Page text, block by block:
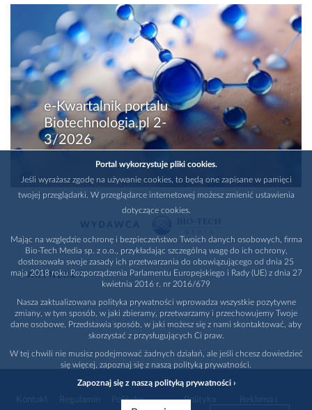
e-Kwartalnik portalu
Biotechnologia.pl 2-
3/2026
PARTNERZY
Polityka Polityka
Portal wykorzystuje pliki cookies.
Jeśli wyrażasz zgodę na używanie cookies, to będą one zapisane w pamięci
twojej przeglądarki. W przeglądarce internetowej możesz zmienić ustawienia
dotyczące cookies.
Mając na względzie ochronę i bezpieczeństwo Twoich danych osobowych, firma
Bio-Tech Media sp. z o.o., przykładając szczególną wagę do ich ochrony,
dostosowała swoje zasady ich przetwarzania do obowiązującego od dnia 25
maja 2018 roku Rozporządzenia Parlamentu Europejskiego i Rady (UE) z dnia 27
kwietnia 2016 r. nr 2016/679
Nasza zaktualizowana polityka prywatności wprowadza wszystkie pozytywne
zmiany, w tym sposób, w jaki zbieramy, przetwarzamy i przechowujemy Twoje
dane osobowe. Przedstawia sposób, w jaki możesz się z nami skontaktować, aby
skorzystać z przysługujących Ci praw.
W tej chwili nie musisz podejmować żadnych działań, ale jeśli chcesz dowiedzieć
się więcej, zapoznaj się z naszą polityką prywatności.
Zapoznaj się z naszą polityką prywatności ›